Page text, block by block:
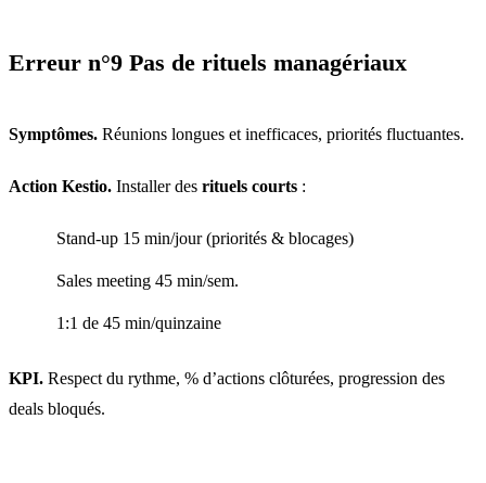
Erreur n°9 Pas de rituels managériaux
Symptômes. Réunions longues et inefficaces, priorités fluctuantes.
Action Kestio. Installer des rituels courts :
Stand-up 15 min/jour (priorités & blocages)
Sales meeting 45 min/sem.
1:1 de 45 min/quinzaine
KPI. Respect du rythme, % d’actions clôturées, progression des
deals bloqués.